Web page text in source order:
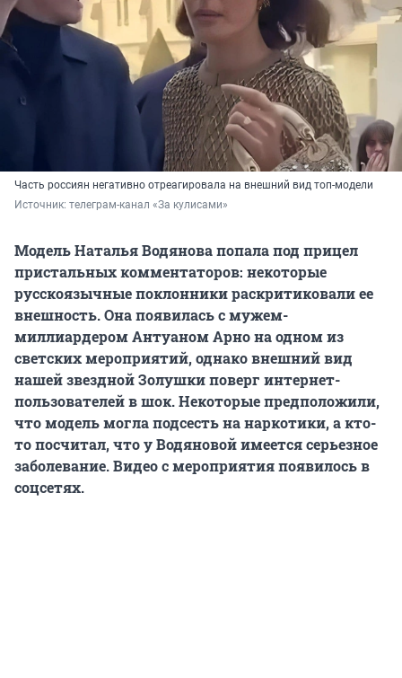
Часть россиян негативно отреагировала на внешний вид топ-модели
Источник: телеграм-канал «За кулисами»
Модель Наталья Водянова попала под прицел
пристальных комментаторов: некоторые
русскоязычные поклонники раскритиковали ее
внешность. Она появилась с мужем-
миллиардером Антуаном Арно на одном из
светских мероприятий, однако внешний вид
нашей звездной Золушки поверг интернет-
пользователей в шок. Некоторые предположили,
что модель могла подсесть на наркотики, а кто-
то посчитал, что у Водяновой имеется серьезное
заболевание. Видео с мероприятия появилось в
соцсетях.